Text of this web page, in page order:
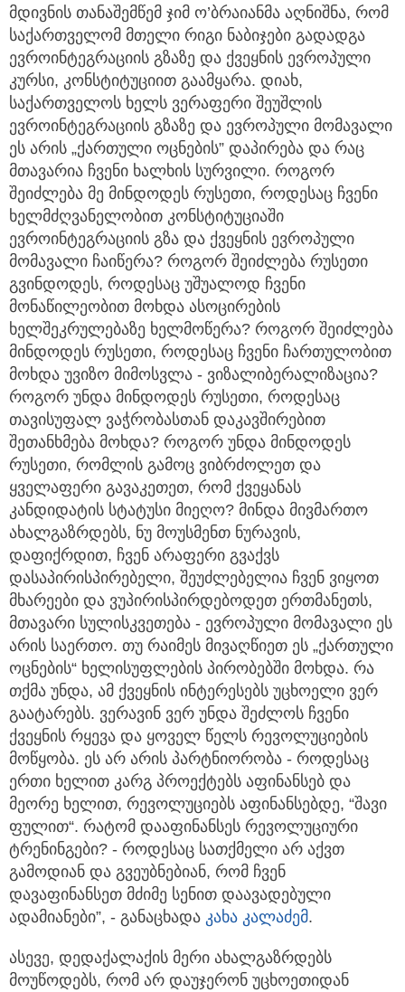
მდივნის თანაშემწემ ჯიმ ო’ბრაიანმა აღნიშნა, რომ
საქართველომ მთელი რიგი ნაბიჯები გადადგა
ევროინტეგრაციის გზაზე და ქვეყნის ევროპული
კურსი, კონსტიტუციით გაამყარა. დიახ,
საქართველოს ხელს ვერაფერი შეუშლის
ევროინტეგრაციის გზაზე და ევროპული მომავალი
ეს არის „ქართული ოცნების” დაპირება და რაც
მთავარია ჩვენი ხალხის სურვილი. როგორ
შეიძლება მე მინდოდეს რუსეთი, როდესაც ჩვენი
ხელმძღვანელობით კონსტიტუციაში
ევროინტეგრაციის გზა და ქვეყნის ევროპული
მომავალი ჩაიწერა? როგორ შეიძლება რუსეთი
გვინდოდეს, როდესაც უშუალოდ ჩვენი
მონაწილეობით მოხდა ასოცირების
ხელშეკრულებაზე ხელმოწერა? როგორ შეიძლება
მინდოდეს რუსეთი, როდესაც ჩვენი ჩართულობით
მოხდა უვიზო მიმოსვლა - ვიზალიბერალიზაცია?
როგორ უნდა მინდოდეს რუსეთი, როდესაც
თავისუფალ ვაჭრობასთან დაკავშირებით
შეთანხმება მოხდა? როგორ უნდა მინდოდეს
რუსეთი, რომლის გამოც ვიბრძოლეთ და
ყველაფერი გავაკეთეთ, რომ ქვეყანას
კანდიდატის სტატუსი მიეღო? მინდა მივმართო
ახალგაზრდებს, ნუ მოუსმენთ ნურავის,
დაფიქრდით, ჩვენ არაფერი გვაქვს
დასაპირისპირებელი, შეუძლებელია ჩვენ ვიყოთ
მხარეები და ვუპირისპირდებოდეთ ერთმანეთს,
მთავარი სულისკვეთება - ევროპული მომავალი ეს
არის საერთო. თუ რაიმეს მივაღწიეთ ეს „ქართული
ოცნების“ ხელისუფლების პირობებში მოხდა. რა
თქმა უნდა, ამ ქვეყნის ინტერესებს უცხოელი ვერ
გაატარებს. ვერავინ ვერ უნდა შეძლოს ჩვენი
ქვეყნის რყევა და ყოველ წელს რევოლუციების
მოწყობა. ეს არ არის პარტნიორობა - როდესაც
ერთი ხელით კარგ პროექტებს აფინანსებ და
მეორე ხელით, რევოლუციებს აფინანსებდე, “შავი
ფულით“. რატომ დააფინანსეს რევოლუციური
ტრენინგები? - როდესაც სათქმელი არ აქვთ
გამოდიან და გვეუბნებიან, რომ ჩვენ
დავაფინანსეთ მძიმე სენით დაავადებული
ადამიანები”, - განაცხადა კახა კალაძემ.
ასევე, დედაქალაქის მერი ახალგაზრდებს
მოუწოდებს, რომ არ დაუჯერონ უცხოეთიდან